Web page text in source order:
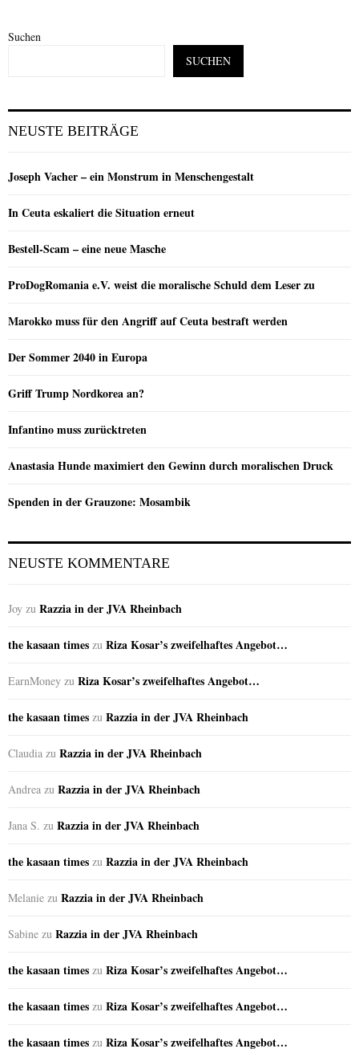
Suchen
SUCHEN
NEUSTE BEITRÄGE
Joseph Vacher – ein Monstrum in Menschengestalt
In Ceuta eskaliert die Situation erneut
Bestell-Scam – eine neue Masche
ProDogRomania e.V. weist die moralische Schuld dem Leser zu
Marokko muss für den Angriff auf Ceuta bestraft werden
Der Sommer 2040 in Europa
Griff Trump Nordkorea an?
Infantino muss zurücktreten
Anastasia Hunde maximiert den Gewinn durch moralischen Druck
Spenden in der Grauzone: Mosambik
NEUSTE KOMMENTARE
Joy zu Razzia in der JVA Rheinbach
the kasaan times zu Riza Kosar’s zweifelhaftes Angebot…
EarnMoney zu Riza Kosar’s zweifelhaftes Angebot…
the kasaan times zu Razzia in der JVA Rheinbach
Claudia zu Razzia in der JVA Rheinbach
Andrea zu Razzia in der JVA Rheinbach
Jana S. zu Razzia in der JVA Rheinbach
the kasaan times zu Razzia in der JVA Rheinbach
Melanie zu Razzia in der JVA Rheinbach
Sabine zu Razzia in der JVA Rheinbach
the kasaan times zu Riza Kosar’s zweifelhaftes Angebot…
the kasaan times zu Riza Kosar’s zweifelhaftes Angebot…
the kasaan times zu Riza Kosar’s zweifelhaftes Angebot…